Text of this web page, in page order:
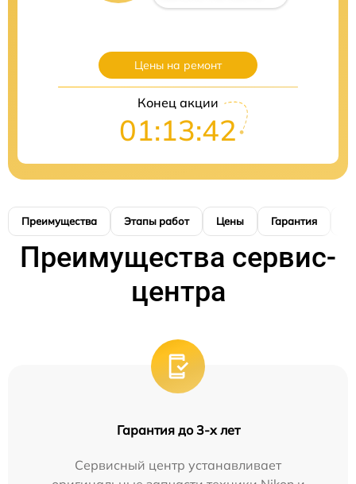
Цены на ремонт
Конец акции
01:13:41
Преимущества Этапы работ Цены Гарантия
Преимущества сервис-
центра
Гарантия до 3-х лет
Сервисный центр устанавливает